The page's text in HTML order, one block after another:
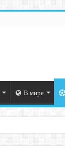
В мире